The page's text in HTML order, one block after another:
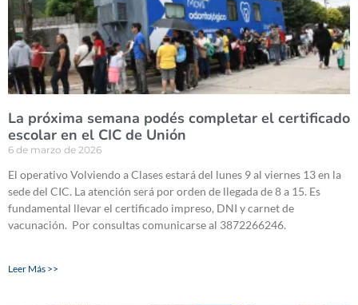
La próxima semana podés completar el certificado
escolar en el CIC de Unión
6 de marzo de 2026
El operativo Volviendo a Clases estará del lunes 9 al viernes 13 en la
sede del CIC. La atención será por orden de llegada de 8 a 15. Es
fundamental llevar el certificado impreso, DNI y carnet de
vacunación. Por consultas comunicarse al 3872266246.
Leer Más >>